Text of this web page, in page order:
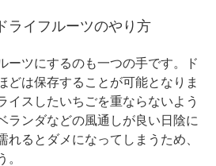
ライフルーツのやり方
ーツにするのも一つの手です。ド
どは保存することが可能となりま
イスしたいちごを重ならないよう
ランダなどの風通しが良い日陰に
れるとダメになってしまうため、
。